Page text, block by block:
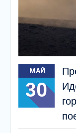
МАЙ
30